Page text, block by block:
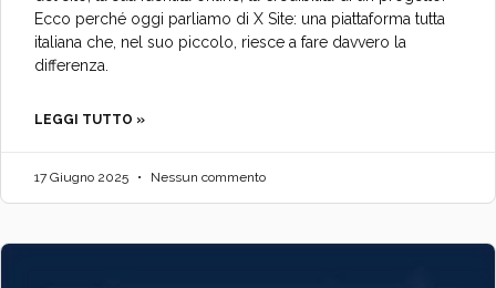
Ecco perché oggi parliamo di X Site: una piattaforma tutta
italiana che, nel suo piccolo, riesce a fare davvero la
differenza.
LEGGI TUTTO »
17 Giugno 2025 Nessun commento